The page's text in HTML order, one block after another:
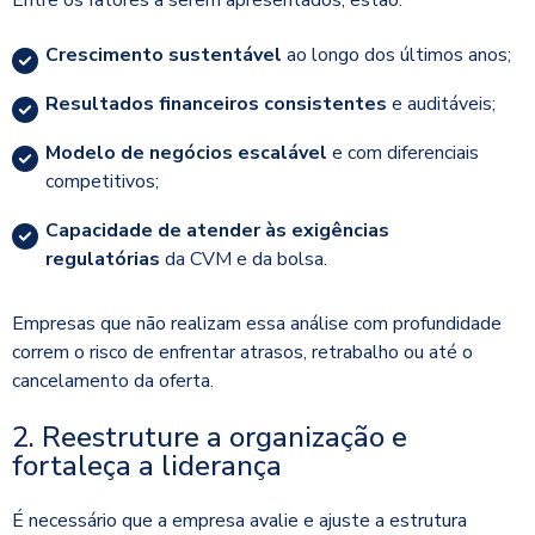
Crescimento sustentável ao longo dos últimos anos;
Resultados financeiros consistentes e auditáveis;
Modelo de negócios escalável e com diferenciais
competitivos;
Capacidade de atender às exigências
regulatórias da CVM e da bolsa.
Empresas que não realizam essa análise com profundidade
correm o risco de enfrentar atrasos, retrabalho ou até o
cancelamento da oferta.
2. Reestruture a organização e
fortaleça a liderança
É necessário que a empresa avalie e ajuste a estrutura